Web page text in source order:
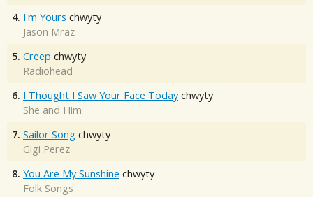
4. I'm Yours chwyty
Jason Mraz
5. Creep chwyty
Radiohead
6. I Thought I Saw Your Face Today chwyty
She and Him
7. Sailor Song chwyty
Gigi Perez
8. You Are My Sunshine chwyty
Folk Songs